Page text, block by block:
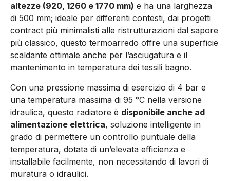
altezze (920, 1260 e 1770 mm) e ha una larghezza
di 500 mm; ideale per differenti contesti, dai progetti
contract più minimalisti alle ristrutturazioni dal sapore
più classico, questo termoarredo offre una superficie
scaldante ottimale anche per l’asciugatura e il
mantenimento in temperatura dei tessili bagno.
Con una pressione massima di esercizio di 4 bar e
una temperatura massima di 95 °C nella versione
idraulica, questo radiatore è disponibile anche ad
alimentazione elettrica, soluzione intelligente in
grado di permettere un controllo puntuale della
temperatura, dotata di un’elevata efficienza e
installabile facilmente, non necessitando di lavori di
muratura o idraulici.